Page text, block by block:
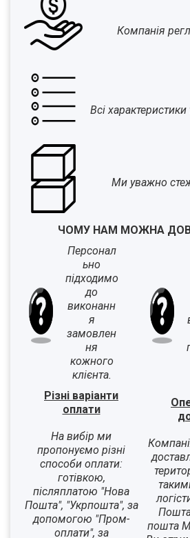
Компанія
Всі
Ми уважно
ЧОМУ НАМ МОЖНА
Персонал
ьно
підходимо
до
виконанн
я
замовлен
ня
кожного
клієнта.
Різні варіанти
оплати
На вибір ми
пропонуємо різні
способи оплати:
готівкою,
післяплатою "Нова
Пошта", "Укрпошта", за
допомогою "Пром-
оплати", за
пошта